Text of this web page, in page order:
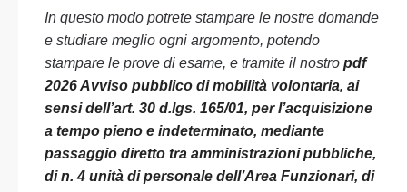
In questo modo potrete stampare le nostre domande
e studiare meglio ogni argomento, potendo
stampare le prove di esame, e tramite il nostro pdf
2026 Avviso pubblico di mobilità volontaria, ai
sensi dell’art. 30 d.lgs. 165/01, per l’acquisizione
a tempo pieno e indeterminato, mediante
passaggio diretto tra amministrazioni pubbliche,
di n. 4 unità di personale dell’Area Funzionari, di